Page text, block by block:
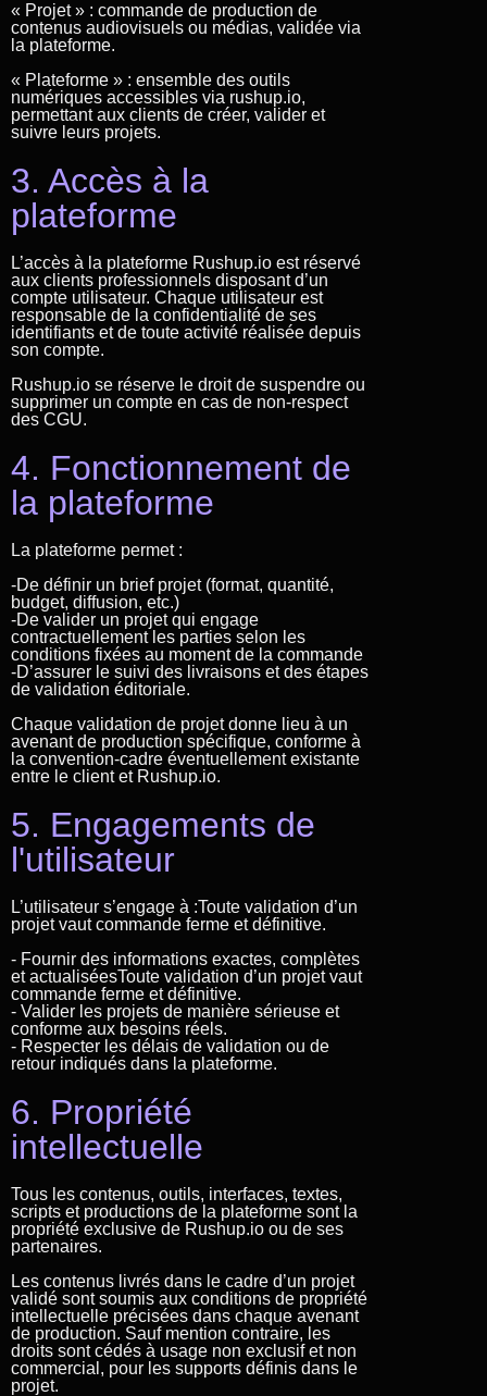
« Projet » : commande de production de
contenus audiovisuels ou médias, validée via
la plateforme.
« Plateforme » : ensemble des outils
numériques accessibles via rushup.io,
permettant aux clients de créer, valider et
suivre leurs projets.
3. Accès à la
plateforme
L’accès à la plateforme Rushup.io est réservé
aux clients professionnels disposant d’un
compte utilisateur. Chaque utilisateur est
responsable de la confidentialité de ses
identifiants et de toute activité réalisée depuis
son compte.
Rushup.io se réserve le droit de suspendre ou
supprimer un compte en cas de non-respect
des CGU.
4. Fonctionnement de
la plateforme
La plateforme permet :
-De définir un brief projet (format, quantité,
budget, diffusion, etc.)
-De valider un projet qui engage
contractuellement les parties selon les
conditions fixées au moment de la commande
-D’assurer le suivi des livraisons et des étapes
de validation éditoriale.
Chaque validation de projet donne lieu à un
avenant de production spécifique, conforme à
la convention-cadre éventuellement existante
entre le client et Rushup.io.
5. Engagements de
l'utilisateur
L’utilisateur s’engage à :Toute validation d’un
projet vaut commande ferme et définitive.
- Fournir des informations exactes, complètes
et actualiséesToute validation d’un projet vaut
commande ferme et définitive.
- Valider les projets de manière sérieuse et
conforme aux besoins réels.
- Respecter les délais de validation ou de
retour indiqués dans la plateforme.
6. Propriété
intellectuelle
Tous les contenus, outils, interfaces, textes,
scripts et productions de la plateforme sont la
propriété exclusive de Rushup.io ou de ses
partenaires.
Les contenus livrés dans le cadre d’un projet
validé sont soumis aux conditions de propriété
intellectuelle précisées dans chaque avenant
de production. Sauf mention contraire, les
droits sont cédés à usage non exclusif et non
commercial, pour les supports définis dans le
projet.